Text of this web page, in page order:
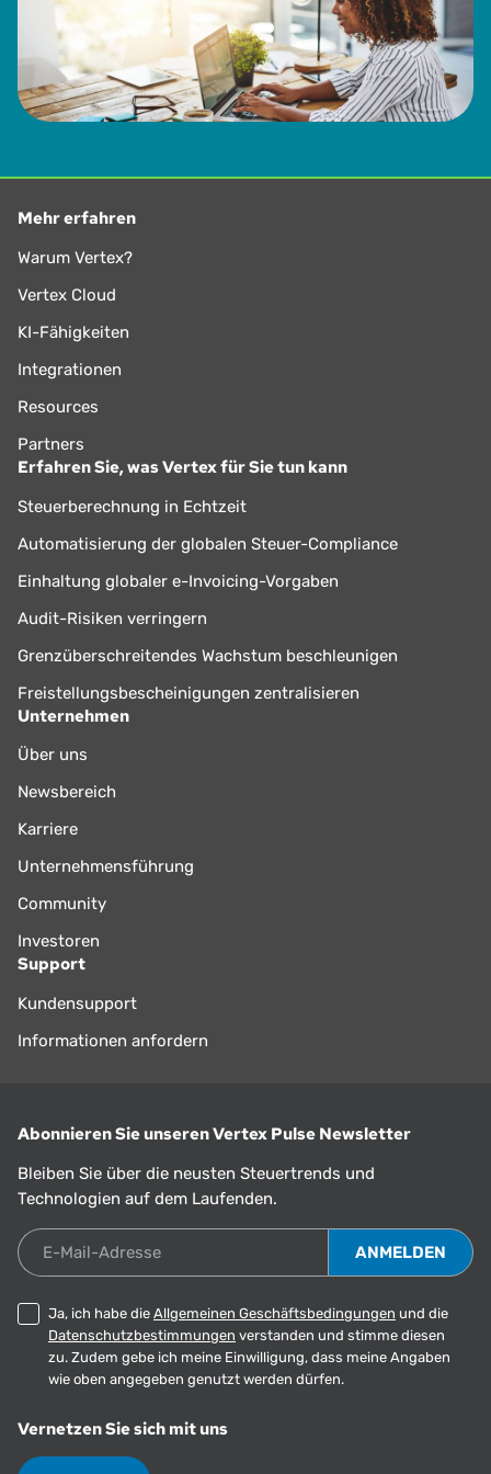
Mehr erfahren
Warum Vertex?
Vertex Cloud
KI-Fähigkeiten
Integrationen
Resources
Partners
Erfahren Sie, was Vertex für Sie tun kann
Steuerberechnung in Echtzeit
Automatisierung der globalen Steuer-Compliance
Einhaltung globaler e-Invoicing-Vorgaben
Audit-Risiken verringern
Grenzüberschreitendes Wachstum beschleunigen
Freistellungsbescheinigungen zentralisieren
Unternehmen
Über uns
Newsbereich
Karriere
Unternehmensführung
Community
Investoren
Support
Kundensupport
Informationen anfordern
Abonnieren Sie unseren Vertex Pulse Newsletter
Bleiben Sie über die neusten Steuertrends und
Technologien auf dem Laufenden.
E-Mail-Adresse
Ja, ich habe die Allgemeinen Geschäftsbedingungen und die
Datenschutzbestimmungen verstanden und stimme diesen
zu. Zudem gebe ich meine Einwilligung, dass meine Angaben
wie oben angegeben genutzt werden dürfen.
Vernetzen Sie sich mit uns